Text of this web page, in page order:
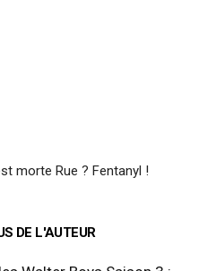
morte Rue ? Fentanyl !
DE L'AUTEUR